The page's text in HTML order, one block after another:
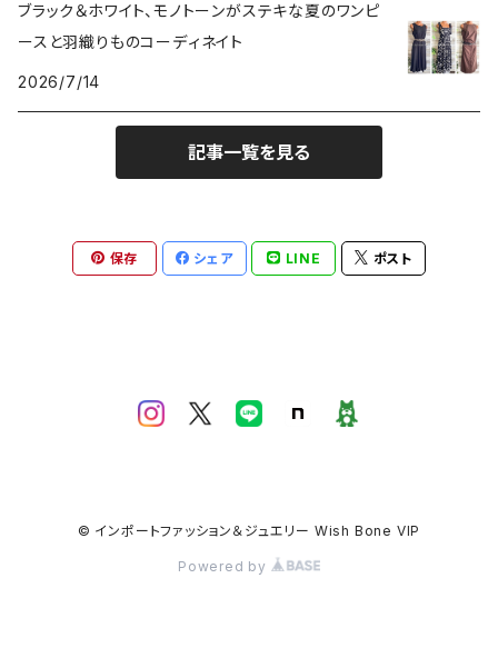
ブラック＆ホワイト、モノトーンがステキな夏のワンピ
ースと羽織りものコーディネイト
2026/7/14
記事一覧を見る
保存 シェア LINE ポスト
© インポートファッション＆ジュエリー Wish Bone VIP
Powered by